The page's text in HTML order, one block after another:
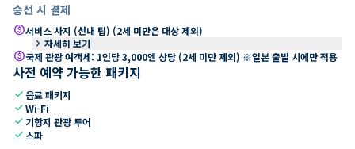
승선 시 결제
paid서비스 차지 (선내 팁) (2세 미만은 대상 제외)
keyboard_arrow_right 자세히 보기
paid국제 관광 여객세: 1인당 3,000엔 상당 (2세 미만 제외) ※일본 출발 시에만 적용
사전 예약 가능한 패키지
check 음료 패키지
checkWi-Fi
check 기항지 관광 투어
check 스파